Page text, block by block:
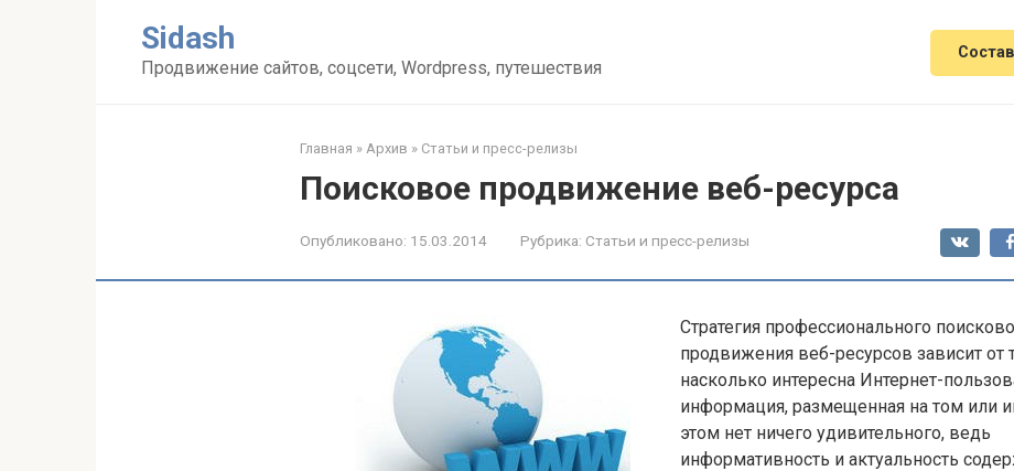
Sidash
Продвижение сайтов, соцсети, Wordpress, путешествия
Главная » Архив » Статьи и пресс-релизы
Поисковое продвижение веб-ресурса
Опубликовано: 15.03.2014 Рубрика: Статьи и пресс-релизы
Стратегия профессионального
продвижения веб-ресурсов зависит от
насколько интересна Интернет-
информация, размещенная на том или
этом нет ничего удивительного, ведь
информативность и актуальность